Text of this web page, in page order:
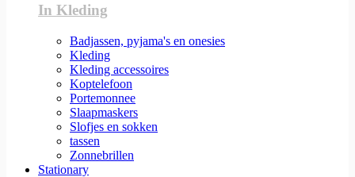
In Kleding
Badjassen, pyjama's en onesies
Kleding
Kleding accessoires
Koptelefoon
Portemonnee
Slaapmaskers
Slofjes en sokken
tassen
Zonnebrillen
Stationary